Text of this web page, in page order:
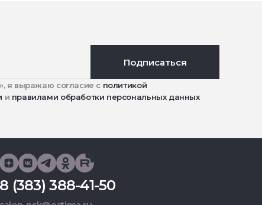
Подписаться
я выражаю согласие с политикой
и правилами обработки персональных данных
8 (383) 388-41-50